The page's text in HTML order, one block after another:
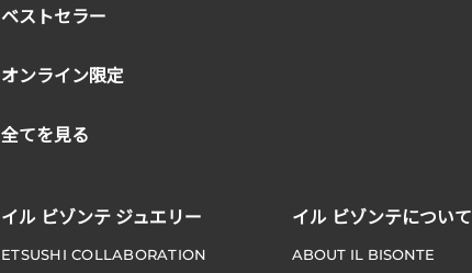
ベストセラー
オンライン限定
全てを見る
イル ビゾンテ ジュエリー
ETSUSHI COLLABORATION
イル ビゾンテについて
ABOUT IL BISONTE